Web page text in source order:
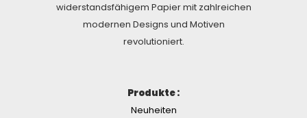
widerstandsfähigem Papier mit zahlreichen
modernen Designs und Motiven
revolutioniert.
Produkte :
Neuheiten